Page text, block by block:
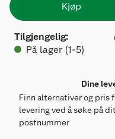
Kjøp
Tilgjengelig:
På lager (1-5)
Dine
Finn alternativer og pris
levering ved å søke på
postnummer